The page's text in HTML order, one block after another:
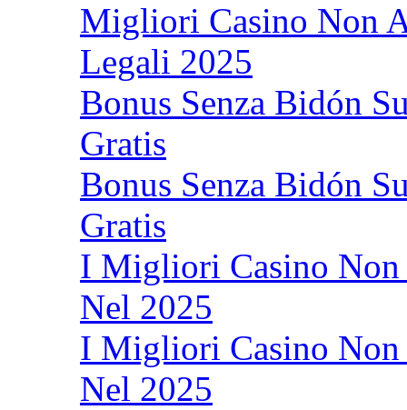
Migliori Casino Non
Legali 2025
Bonus Senza Bidón
Gratis
Bonus Senza Bidón
Gratis
I Migliori Casino Non
Nel 2025
I Migliori Casino Non
Nel 2025